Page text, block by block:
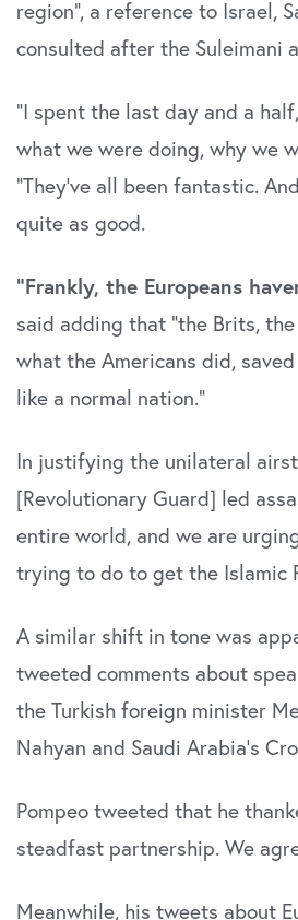
region”, a reference to Israel,
consulted after the Suleimani
“I spent the last day and a
what we were doing, why we
“They’ve all been fantastic.
quite as good.
“Frankly, the Europeans
said adding that “the Brits,
what the Americans did,
like a normal nation.”
In justifying the unilateral
[Revolutionary Guard] led
entire world, and we are
trying to do to get the Islamic
A similar shift in tone was
tweeted comments about
the Turkish foreign minister
Nahyan and Saudi Arabia’s
Pompeo tweeted that he
steadfast partnership. We
Meanwhile, his tweets about
Direktør til
Revisorgruppen
Region Midt